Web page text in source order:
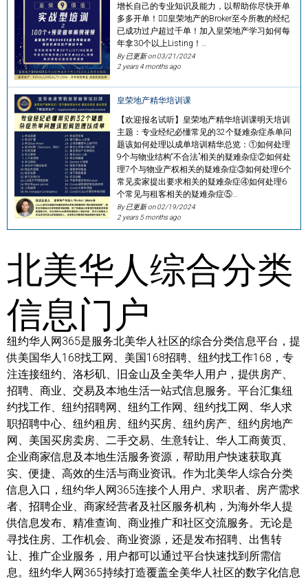
增长自己的专业知识及能力，以帮助你尽快开单
多多开单！✍🏻‍皇荣地产的Broker至今所教的经纪
已成功过户超过千单！加入皇荣地产学习如何每
年拿30个以上Listing！…
By 已更新 on03/21/2024
2 years 4 months ago
皇荣地产精华培训课
【欢迎报名试听】皇荣地产精华培训课明天培训
主题：专业经纪必懂常见的32个疑难杂症杀单问
题该如何处理以成单培训精华总览：①如何处理
9个与物业结构“不合法”相关的疑难杂症②如何处
理7个与物业产权相关的疑难杂症③如何处理6个
常见卖家提出要求相关的疑难杂症④如何处理6
个常见与租客相关的疑难杂症⑤…
By 已更新 on02/19/2024
2 years 5 months ago
北美华人综合分类
信息门户
纽约华人网365是服务北美华人社区的综合分类信息平台，提
供美国华人168找工网、美国168招聘、纽约找工作168，专
注连接纽约、洛杉矶、旧金山及全美华人用户，提供房产、
招聘、商业、交易及本地生活一站式信息服务。平台汇集纽
约找工作、纽约招聘网、纽约工作网、纽约找工网、华人求
职招聘中心、纽约租房、纽约买房、纽约房产、纽约房地产
网、美国买房卖房、二手交易、生意转让、华人工商黄页、
企业商家信息及本地生活服务资源，帮助用户快速获取真
实、便捷、高效的生活与商业资讯。作为北美华人综合分类
信息入口，纽约华人网365连接个人用户、求职者、房产需求
者、招聘企业、商家经营者及社区服务机构，为海外华人提
供信息发布、精准查询、商业推广和社区交流服务。无论是
寻找住房、工作机会、商业资源，还是发布招聘、出售转
让、推广企业服务，用户都可以通过平台快速找到所需信
息。纽约华人网365持续打造覆盖全美华人社区的数字化信息